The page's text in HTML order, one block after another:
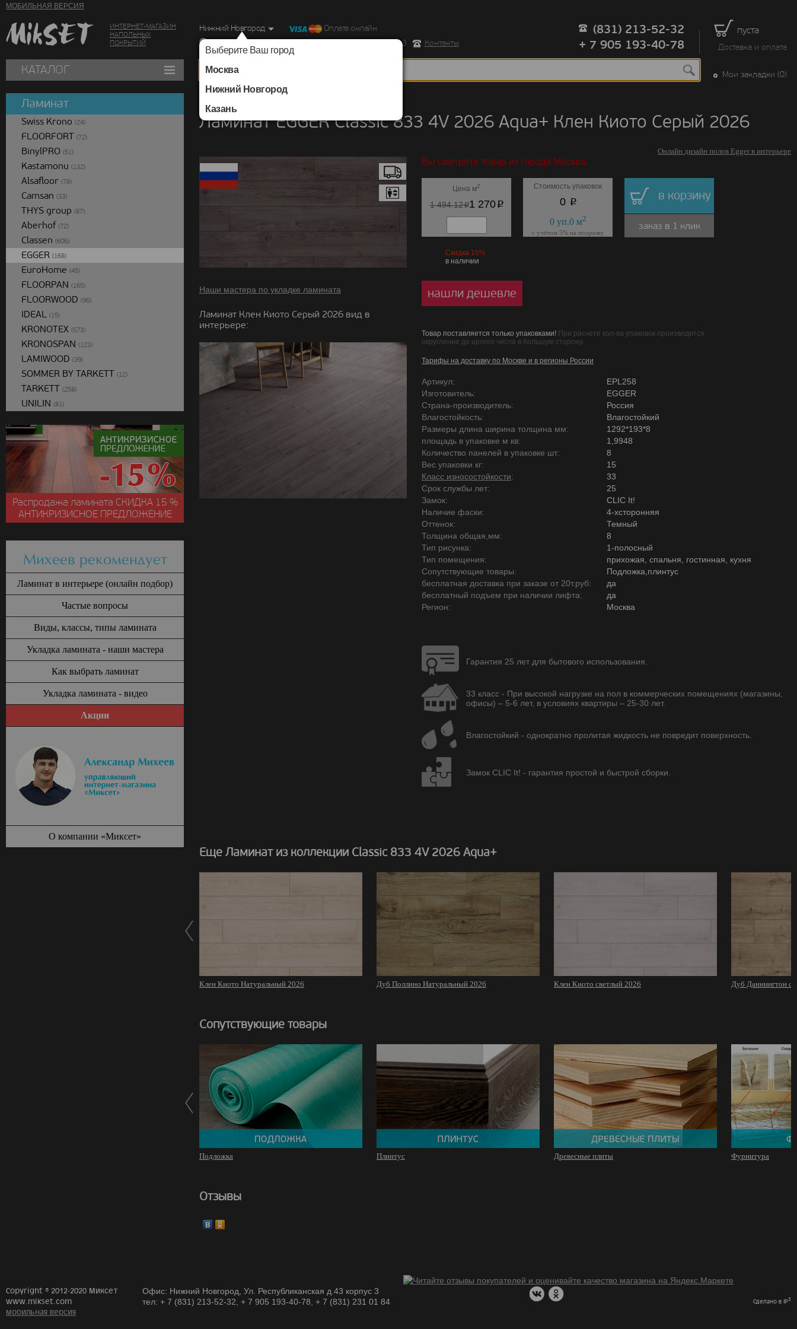
МОБИЛЬНАЯ ВЕРСИЯ
ИНТЕРНЕТ-МАГАЗИН
НАПОЛЬНЫХ
ПОКРЫТИЙ
пуста
Доставка и оплата
Нижний Новгород
Выберите Ваш город
Москва
Нижний Новгород
Казань
Оплата онлайн
г. Нижний Новгород, Ул. Республиканская д.43 корпус 3
Контакты
(831) 213-52-32
+ 7 905 193-40-78
КАТАЛОГ Мои закладки (0)
Ламинат EGGER Classic 833 4V 2026 Aqua+ Клен Киото Серый 2026
Онлайн дизайн полов Egger в интерьере
Наши мастера по укладке ламината
Ламинат Клен Киото Серый 2026 вид в
интерьере:
Вы смотрите товар из города Москва.
Цена м2
1 494.12p1 270p
Стоимость упаковок
0 p
0уп.0м2
с учётом 5% на подрезку
в корзину
заказ в 1 клик
Скидка 15%
в наличии
нашли дешевле
Товар поставляется только упаковками! При расчете кол-ва упаковок производится
округление до целого числа в большую сторону.
Тарифы на доставку по Москве и в регионы России
Артикул:
EPL258
Изготовитель:
EGGER
Страна-производитель:
Россия
Влагостойкость:
Влагостойкий
Размеры длина ширина толщина мм:
1292*193*8
площадь в упаковке м кв:
1,9948
Количество панелей в упаковке шт:
8
Вес упаковки кг:
15
Класс износостойкости:
33
Срок службы лет:
25
Замок:
CLIC It!
Наличие фаски:
4-хсторонняя
Оттенок:
Темный
Толщина общая,мм:
8
Тип рисунка:
1-полосный
Тип помещения:
прихожая, спальня, гостинная, кухня
Сопутствующие товары:
Подложка,плинтус
бесплатная доставка при заказе от 20т.руб:
да
бесплатный подъем при наличии лифта:
да
Регион:
Москва
Гарантия 25 лет для бытового использования.
33 класс - При высокой нагрузке на пол в коммерческих помещениях (магазины,
офисы) – 5-6 лет, в условиях квартиры – 25-30 лет.
Влагостойкий - однократно пролитая жидкость не повредит поверхность.
Замок CLIC It! - гарантия простой и быстрой сборки.
Еще Ламинат из коллекции Classic 833 4V 2026 Aqua+
Клен Киото Натуральный 2026 Дуб Поллино Натуральный 2026 Клен Киото светлый 2026 Дуб Даннингтон
Сопутствующие товары
Подложка Плинтус Древесные плиты Фурнитура
Отзывы
Ламинат
Swiss Krono (24)
FLOORFORT (72)
BinylPRO (51)
Kastamonu (132)
Alsafloor (78)
Camsan (33)
THYS group (87)
Aberhof (72)
Classen (606)
EGGER (168)
EuroHome (45)
FLOORPAN (165)
FLOORWOOD (96)
IDEAL (15)
KRONOTEX (573)
KRONOSPAN (123)
LAMIWOOD (39)
SOMMER BY TARKETT (12)
TARKETT (258)
UNILIN (81)
Распродажа ламината СКИДКА15 %
АНТИКРИЗИСНОЕ ПРЕДЛОЖЕНИЕ
Михеев рекомендует
Ламинат в интерьере (онлайн подбор)
Частые вопросы
Виды, классы, типы ламината
Укладка ламината - наши мастера
Как выбрать ламинат
Укладка ламината - видео
Акции
О компании «Миксет»
Copyright © 2012-2020 Миксет
www.mikset.com
мобильная версия
Офис: Нижний Новгород, Ул. Республиканская д.43 корпус 3
тел: + 7 (831) 213-52-32, + 7 905 193-40-78, + 7 (831) 231 01 84
Сделано в IP3